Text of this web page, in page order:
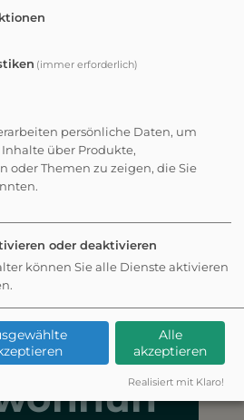
Mez'sche Abenteuerrunde
1 - 1,5 h 2,4 km
Entdeckertour
über 3 Stunden 14 km
(immer erforderlich)
persönliche Daten, um
über Produkte,
oder Themen zu zeigen, die Sie
oder deaktivieren
können Sie alle Dienste aktivieren
Alle
akzeptieren
Realisiert mit Klaro!